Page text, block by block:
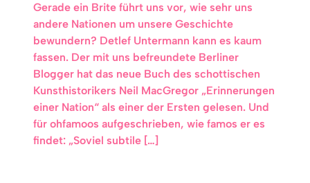
Gerade ein Brite führt uns vor, wie sehr uns
andere Nationen um unsere Geschichte
bewundern? Detlef Untermann kann es kaum
fassen. Der mit uns befreundete Berliner
Blogger hat das neue Buch des schottischen
Kunsthistorikers Neil MacGregor „Erinnerungen
einer Nation“ als einer der Ersten gelesen. Und
für ohfamoos aufgeschrieben, wie famos er es
findet: „Soviel subtile […]